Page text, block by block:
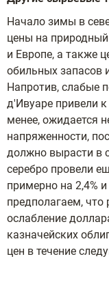
Начало зимы в
цены на
и Европе, а также
обильных запасов
Напротив, слабые
д'Ивуаре привели
менее, ожидается
напряженности,
должно вырасти в
серебро провели
примерно на 2,4%
предполагаем, что
ослабление
казначейских
цен в течение